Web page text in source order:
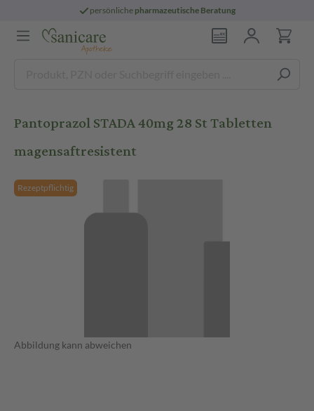
persönliche pharmazeutische Beratung
Pantoprazol STADA 40mg 28 St Tabletten
magensaftresistent
Rezeptpflichtig
Abbildung kann abweichen